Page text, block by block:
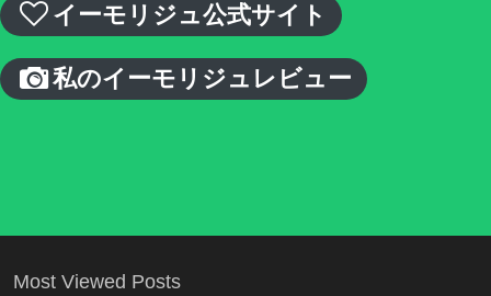
イーモリジュ公式サイト
私のイーモリジュレビュー
Most Viewed Posts